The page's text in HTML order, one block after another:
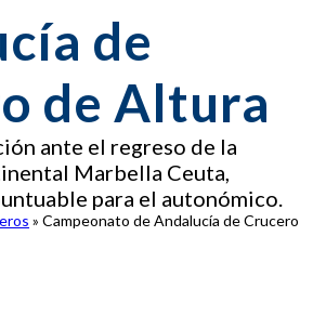
de
de Altura
ante el regreso de la
Marbella Ceuta,
para el autonómico.
» Campeonato de Andalucía de Crucero